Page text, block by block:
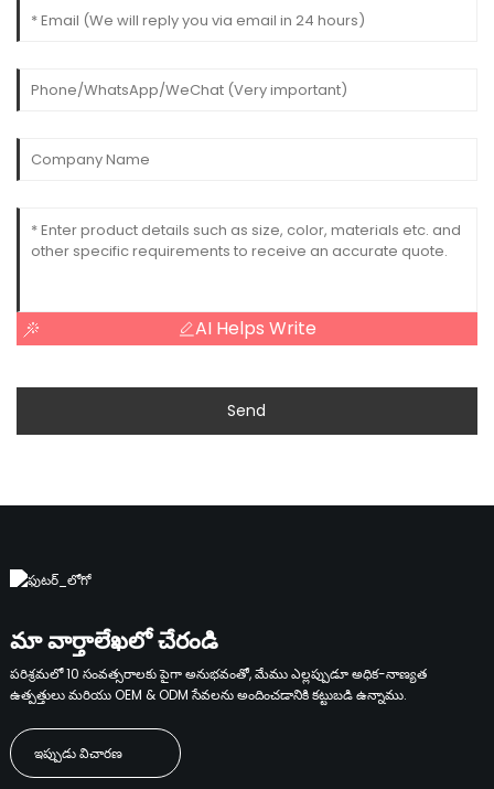
AI Helps Write
Send
మా వార్తాలేఖలో చేరండి
పరిశ్రమలో 10 సంవత్సరాలకు పైగా అనుభవంతో, మేము ఎల్లప్పుడూ అధిక-నాణ్యత
ఉత్పత్తులు మరియు OEM & ODM సేవలను అందించడానికి కట్టుబడి ఉన్నాము.
ఇప్పుడు విచారణ